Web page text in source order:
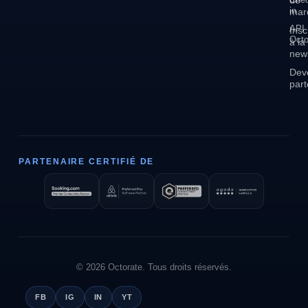
in
API
à la
PARTENAIRE CERTIFIÉ DE
© 2026 Octorate. Tous droits réservés.
FB IG IN YT